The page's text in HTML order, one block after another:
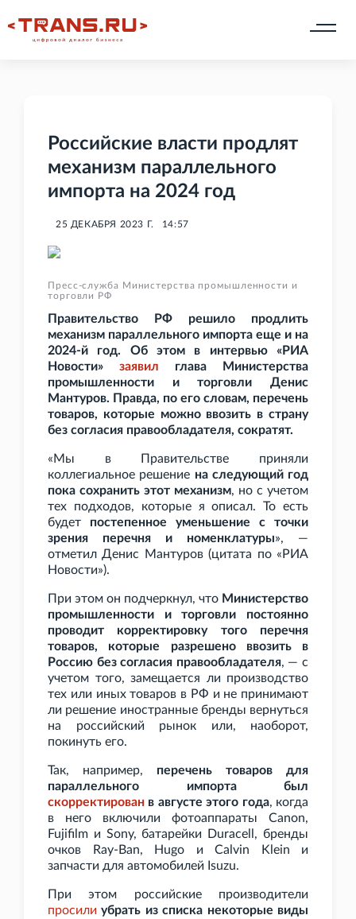
Российские власти продлят
механизм параллельного
импорта на 2024 год
25 ДЕКАБРЯ 2023 Г. 14:57
Пресс-служба Министерства промышленности и
торговли РФ
Правительство
РФ решило продлить
механизм параллельного импорта еще и на
2024-й год. Об этом в интервью «РИА
Новости» заявил глава Министерства
промышленности и торговли Денис
Мантуров. Правда, по его словам, перечень
товаров, которые можно ввозить в страну
без согласия правообладателя, сократят.
«Мы в Правительстве приняли
коллегиальное решение на следующий год
пока сохранить этот механизм, но с учетом
тех подходов, которые я описал. То есть
будет постепенное уменьшение с точки
зрения перечня и номенклатуры», —
отметил Денис Мантуров (цитата по «РИА
Новости»).
При этом он подчеркнул, что Министерство
промышленности и торговли постоянно
проводит корректировку того перечня
товаров, которые разрешено ввозить в
Россию без согласия правообладателя, — с
учетом того, замещается ли производство
тех или иных товаров в РФ и не принимают
ли решение иностранные бренды вернуться
на российский рынок или, наоборот,
покинуть его.
Так, например, перечень товаров для
параллельного импорта был
скорректирован в августе этого года, когда
в него включили фотоаппараты Canon,
Fujifilm и Sony, батарейки Duracell, бренды
очков Ray-Ban, Hugo и Calvin Klein и
запчасти для автомобилей Isuzu.
При этом российские производители
просили убрать из списка некоторые виды